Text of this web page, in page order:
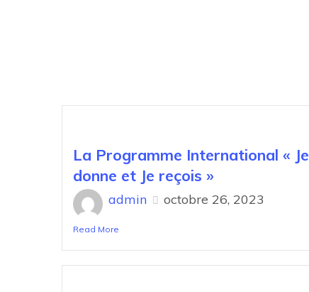
La Programme International « Je
donne et Je reçois »
admin octobre 26, 2023
Read More